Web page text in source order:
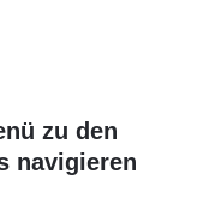
zu den
navigieren